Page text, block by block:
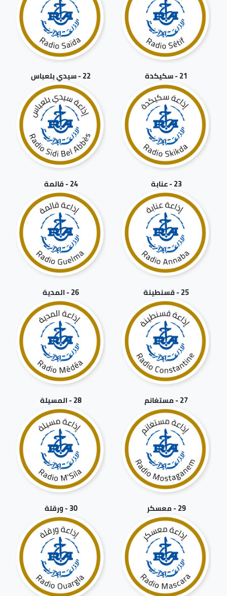
21 - سكيكدة 22 - سيدي بلعباس
23 - عنابة 24 - قالمة
25 - قسنطينة 26 - المدية
27 - مستغانم 28 - المسيلة
29 - معسكر 30 - ورقلة